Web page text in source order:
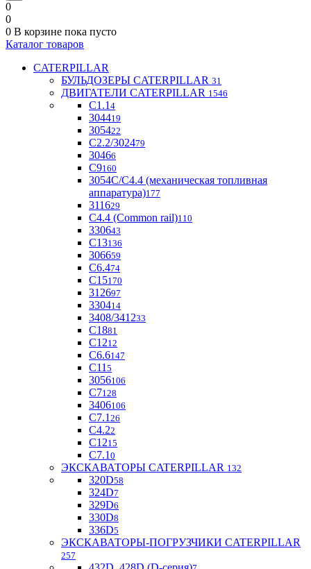
0
0
0 В корзине пока пусто
Каталог товаров
CATERPILLAR
БУЛЬДОЗЕРЫ CATERPILLAR 31
ДВИГАТЕЛИ CATERPILLAR 1546
C1.1 4
304419
305422
С2.2/302479
30466
С9160
3054С/С4.4 (механическая топливная
аппаратура)177
311629
С4.4 (Common rail)110
330643
С13136
306659
С6.474
С15170
312697
330414
3408/341233
С1881
C1212
С6.6147
C11 5
3056106
С7128
3406106
C7.1 26
C4.22
С1215
С7.1 0
ЭКСКАВАТОРЫ CATERPILLAR 132
320D58
324D7
329D6
330D8
336D5
ЭКСКАВАТОРЫ-ПОГРУЗЧИКИ CATERPILLAR
257